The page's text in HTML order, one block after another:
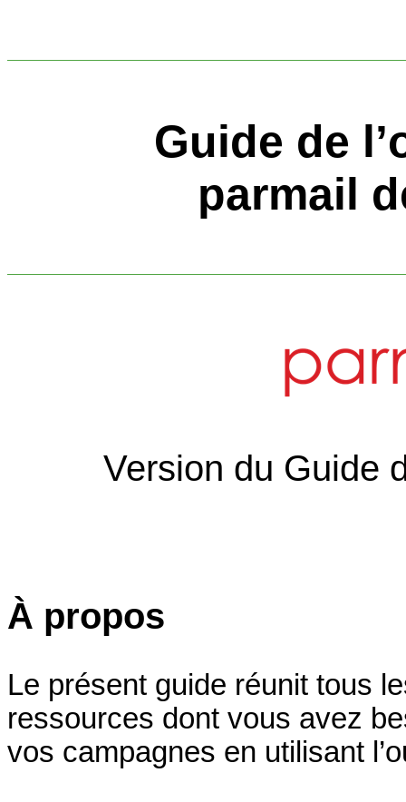
Guide de
parmail
Version du Guide
À propos
Le présent guide réunit tous
ressources dont vous avez
vos campagnes en utilisant